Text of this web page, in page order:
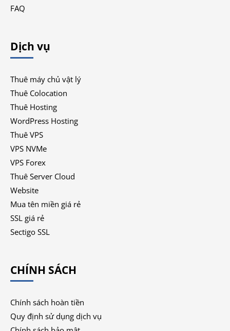
FAQ
Dịch vụ
Thuê máy chủ vật lý
Thuê Colocation
Thuê Hosting
WordPress Hosting
Thuê VPS
VPS NVMe
VPS Forex
Thuê Server Cloud
Website
Mua tên miền giá rẻ
SSL giá rẻ
Sectigo SSL
CHÍNH SÁCH
Chính sách hoàn tiền
Quy định sử dụng dịch vụ